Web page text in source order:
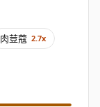
肉荳蔻 2.7x